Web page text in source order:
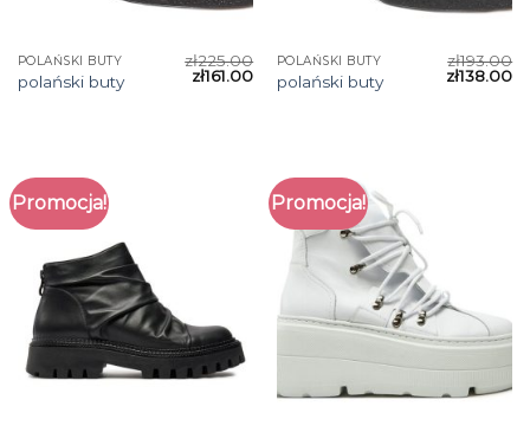
POLAŃSKI BUTY
polański buty
zł225.00
zł161.00
POLAŃSKI BUTY
polański buty
zł193.00
zł138.00
Promocja! Promocja!